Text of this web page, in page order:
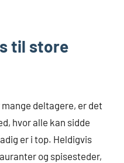
til store
deltagere, er det
hvor alle kan sidde
er i top. Heldigvis
og spisesteder,